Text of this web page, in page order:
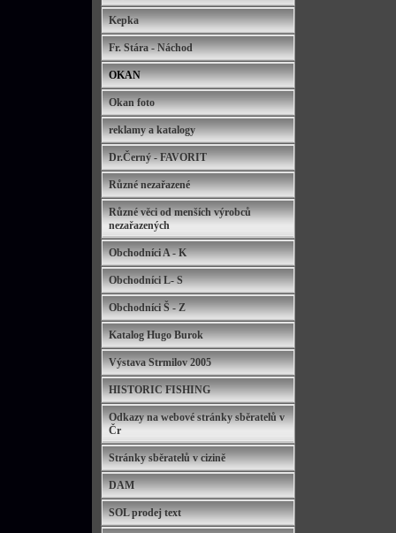
Kepka
Fr. Stára - Náchod
OKAN
Okan foto
reklamy a katalogy
Dr.Černý - FAVORIT
Různé nezařazené
Různé věci od menších výrobců
nezařazených
Obchodníci A - K
Obchodníci L- S
Obchodníci Š - Z
Katalog Hugo Burok
Výstava Strmilov 2005
HISTORIC FISHING
Odkazy na webové stránky sběratelů v
Čr
Stránky sběratelů v cizině
DAM
SOL prodej text